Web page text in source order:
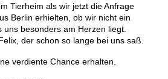
Tierheim als wir jetzt die Anfrage
Berlin erhielten, ob wir nicht ein
besonders am Herzen liegt.
der schon so lange bei uns saß.
verdiente Chance erhalten.